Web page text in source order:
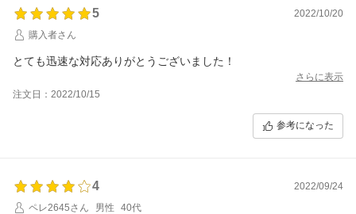
5
2022/10/20
購入者さん
とても迅速な対応ありがとうございました！
さらに表示
注文日：2022/10/15
参考になった
4
2022/09/24
ペレ2645さん
男性 40代